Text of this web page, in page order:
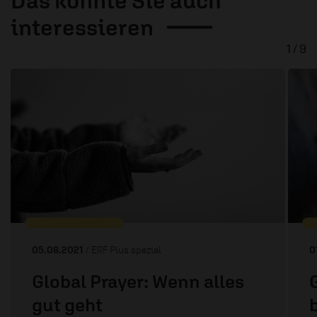
interessieren
05.08.2021 / ERF Plus spezial
Global Prayer: Wenn alles
gut geht
1 / 9